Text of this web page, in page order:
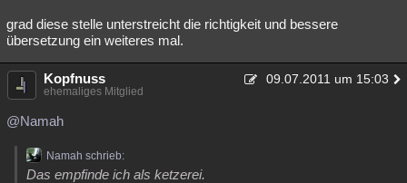
grad diese stelle unterstreicht die richtigkeit und bessere
übersetzung ein weiteres mal.
Kopfnuss 09.07.2011 um 15:03
ehemaliges Mitglied
@Namah
Namah schrieb:
Das empfinde ich als ketzerei.